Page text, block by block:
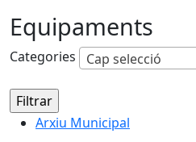
Equipaments
Categories Cap selecció
Arxiu Municipal
Arxiu Municipal